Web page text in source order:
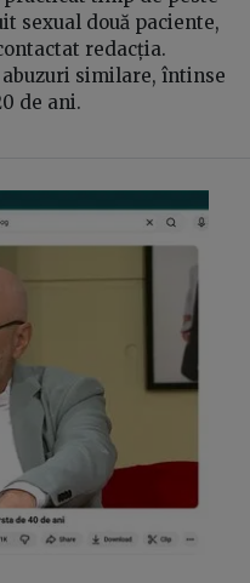
sexual două paciente,
redacția.
similare, întinse
de ani.